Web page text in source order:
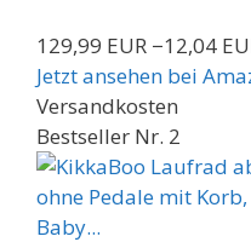
129,99 EUR −12,04
Jetzt ansehen bei
Versandkosten
Bestseller Nr. 2